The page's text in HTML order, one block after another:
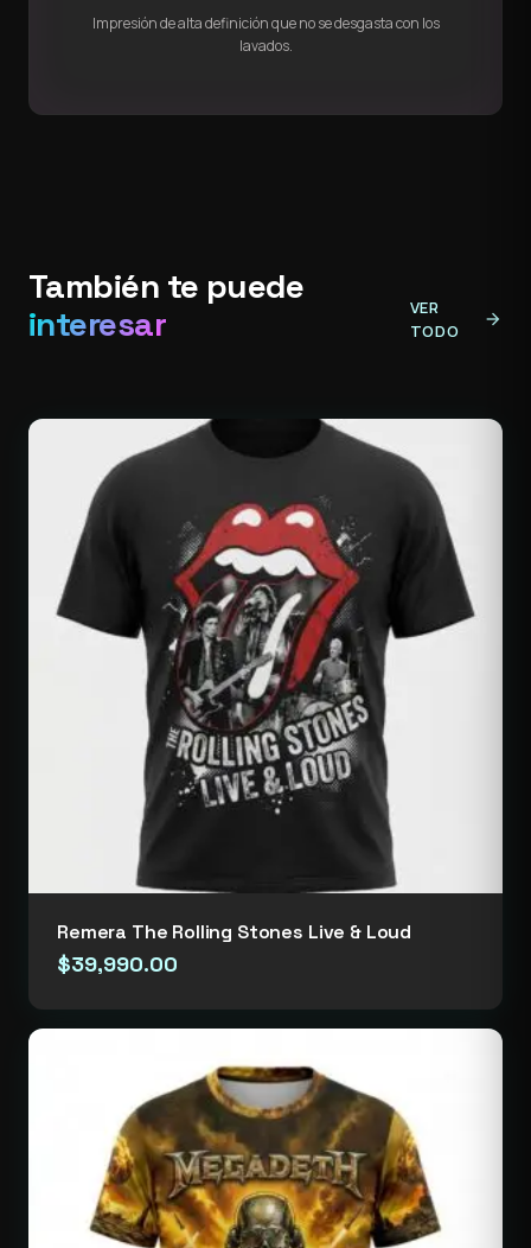
Impresión de alta definición que no se desgasta con los
lavados.
También te puede
interesar
VER
TODO
arrow_forward
Remera The Rolling Stones Live & Loud
$39,990.00